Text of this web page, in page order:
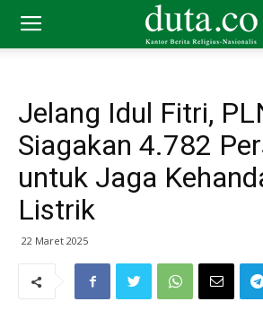
Jelang Idul Fitri,
Siagakan 4.782
untuk Jaga
Listrik
22 Maret 2025